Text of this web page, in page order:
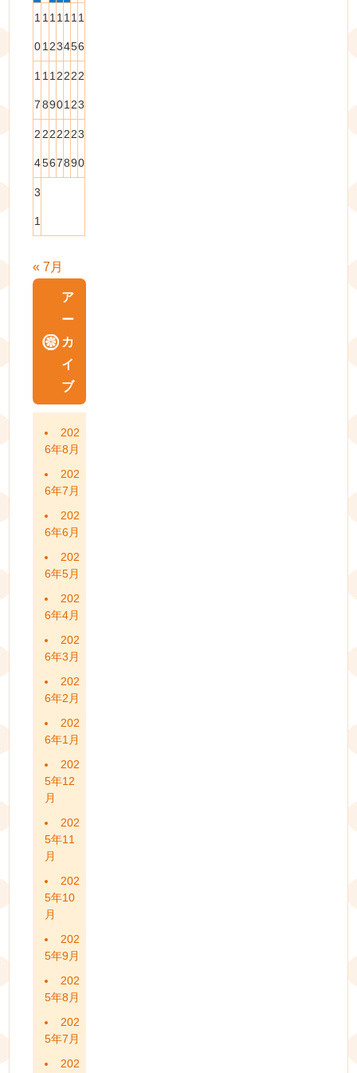
1
0
1
1
1
2
1
3
1
4
1
5
1
6
1
7
1
8
1
9
2
0
2
1
2
2
2
3
2
4
2
5
2
6
2
7
2
8
2
9
3
0
3
1
« 7月
ア
ー
カ
イ
ブ
202
6年8月
202
6年7月
202
6年6月
202
6年5月
202
6年4月
202
6年3月
202
6年2月
202
6年1月
202
5年12
月
202
5年11
月
202
5年10
月
202
5年9月
202
5年8月
202
5年7月
202